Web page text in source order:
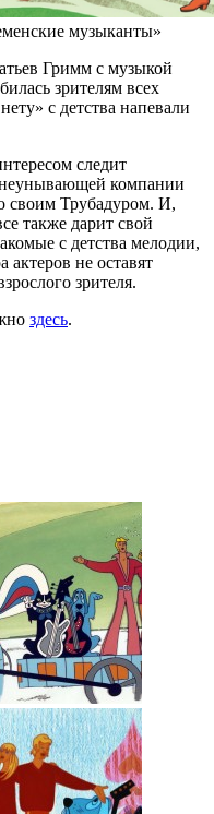
музыканты»
Гримм с музыкой
зрителям всех
с детства напевали
следит
компании
своим Трубадуром. И,
также дарит свой
с детства мелодии,
актеров не оставят
зрителя.
здесь.